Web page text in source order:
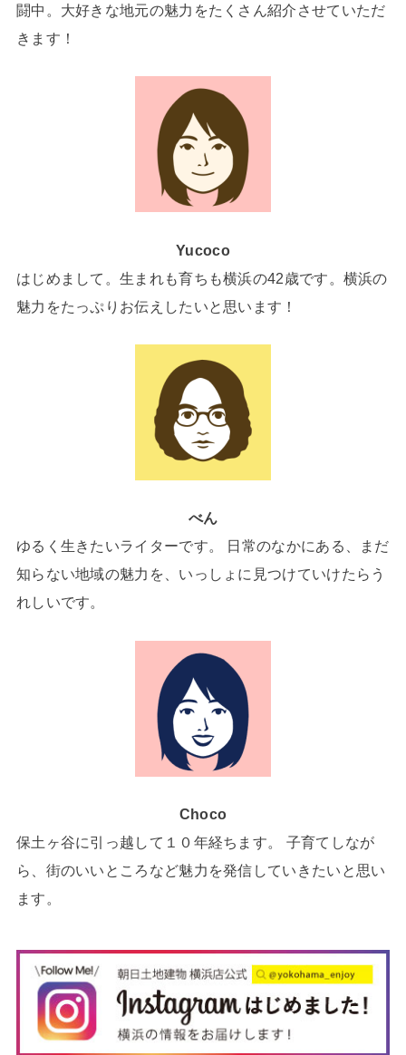
闘中。大好きな地元の魅力をたくさん紹介させていただ
きます！
Yucoco
はじめまして。生まれも育ちも横浜の42歳です。横浜の
魅力をたっぷりお伝えしたいと思います！
べん
ゆるく生きたいライターです。 日常のなかにある、まだ
知らない地域の魅力を、いっしょに見つけていけたらう
れしいです。
Choco
保土ヶ谷に引っ越して１０年経ちます。 子育てしなが
ら、街のいいところなど魅力を発信していきたいと思い
ます。